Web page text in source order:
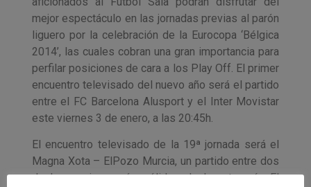
mejor espectáculo en las jornadas previas al parón
liguero por la celebración de la Eurocopa ‘Bélgica
2014’, las cuales cobran una gran importancia para
perfilar posiciones de cara a los Play Off. El primer
encuentro televisado del nuevo año será el partido
entre el FC Barcelona Alusport y el Inter Movistar
este viernes 3 de enero, a las 20:45h.
El encuentro televisado de la 19ª jornada será el
Magna Xota – ElPozo Murcia, un partido entre dos
de los equipos más sólidos de la categoría. El